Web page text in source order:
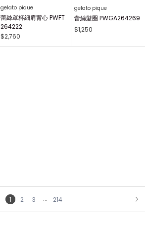
gelato pique
蕾絲罩杯細肩背心 PWFT
264222
$2,760
gelato pique
蕾絲髮圈 PWGA264269
$1,250
1 2 3 ...
214